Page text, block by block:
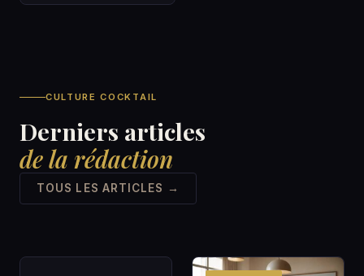
CULTURE COCKTAIL
Derniers articles
de la rédaction
TOUS LES ARTICLES →